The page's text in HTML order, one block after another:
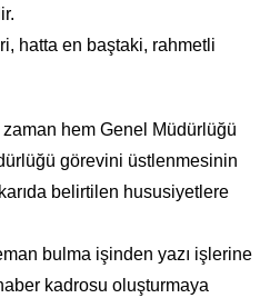
hatta en baştaki, rahmetli
hem Genel Müdürlüğü
görevini üstlenmesinin
belirtilen hususiyetlere
bulma işinden yazı işlerine
kadrosu oluşturmaya